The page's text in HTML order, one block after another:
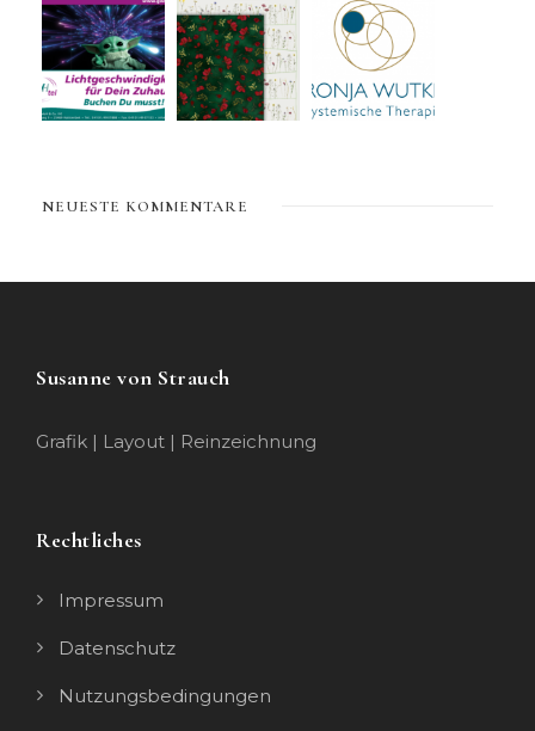
NEUESTE KOMMENTARE
Susanne von Strauch
Grafik | Layout | Reinzeichnung
Rechtliches
Impressum
Datenschutz
Nutzungsbedingungen